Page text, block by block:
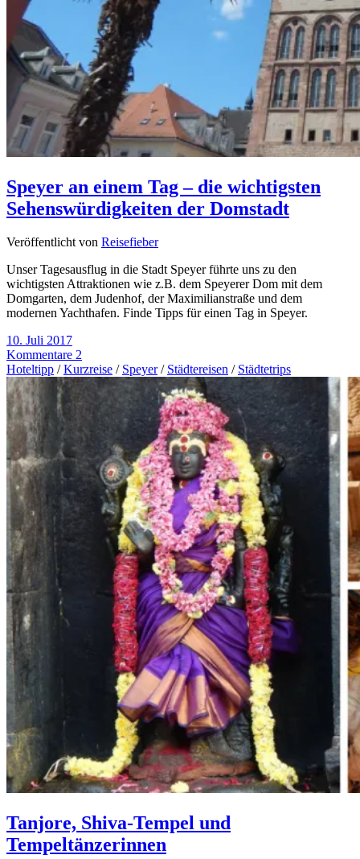
Speyer an einem Tag – die wichtigsten
Sehenswürdigkeiten der Domstadt
Veröffentlicht von Reisefieber
Unser Tagesausflug in die Stadt Speyer führte uns zu den
wichtigsten Attraktionen wie z.B. dem Speyerer Dom mit dem
Domgarten, dem Judenhof, der Maximilianstraße und dem
modernen Yachthafen. Finde Tipps für einen Tag in Speyer.
10. Juli 2017
Kommentare 2
Hoteltipp /Kurzreise / Speyer/ Städtereisen / Städtetrips
Tanjore, Shiva-Tempel und
Tempeltänzerinnen